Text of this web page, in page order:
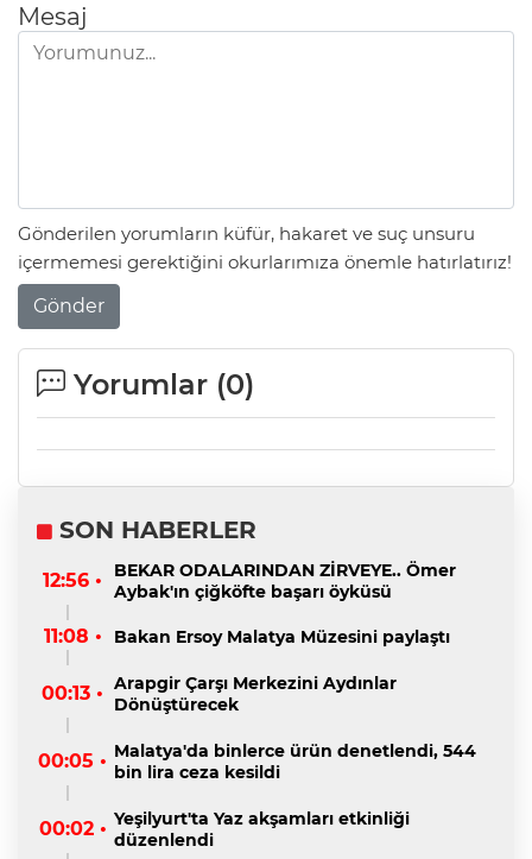
Mesaj
Gönderilen yorumların küfür, hakaret ve suç unsuru
içermemesi gerektiğini okurlarımıza önemle hatırlatırız!
Gönder
Yorumlar (0)
SON HABERLER
12:56 •
BEKAR ODALARINDAN ZİRVEYE.. Ömer
Aybak'ın çiğköfte başarı öyküsü
11:08 • Bakan Ersoy Malatya Müzesini paylaştı
00:13 • Arapgir Çarşı Merkezini Aydınlar
Dönüştürecek
00:05 • Malatya'da binlerce ürün denetlendi, 544
bin lira ceza kesildi
00:02 • Yeşilyurt'ta Yaz akşamları etkinliği
düzenlendi